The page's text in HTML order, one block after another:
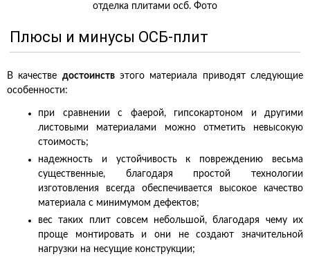
отделка плитами осб. Фото
Плюсы и минусы ОСБ-плит
В качестве достоинствэтого материала приводят следующие
особенности:
при сравнении с фаерой, гипсокартоном и другими
листовыми материалами можно отметить невысокую
стоимость;
надежность и устойчивость к повреждению весьма
существенные, благодаря простой технологии
изготовления всегда обеспечивается высокое качество
материала с минимумом дефектов;
вес таких плит совсем небольшой, благодаря чему их
проще монтировать и они не создают значительной
нагрузки на несущие конструкции;